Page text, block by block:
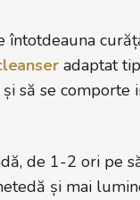
întotdeauna
adaptat
să se
de 1-2 ori pe
și mai